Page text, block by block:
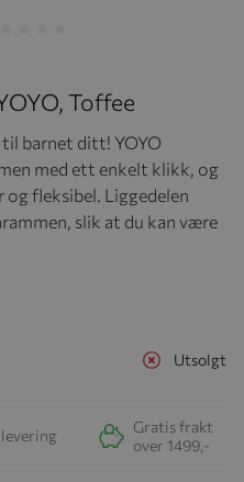
Toffee
barnet ditt! YOYO
med ett enkelt klikk, og
fleksibel. Liggedelen
slik at du kan være
Utsolgt
levering
Gratis frakt
over 1499,-